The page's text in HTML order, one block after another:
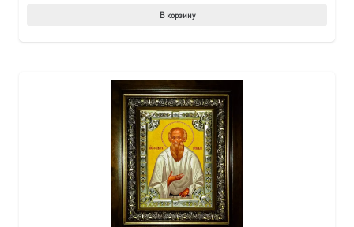
В корзину